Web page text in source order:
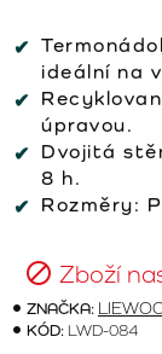
ideální na
úpravou.
Dvojitá
8 h.
Rozměry:
Zboží
ZNAČKA:
KÓD: LWD-084